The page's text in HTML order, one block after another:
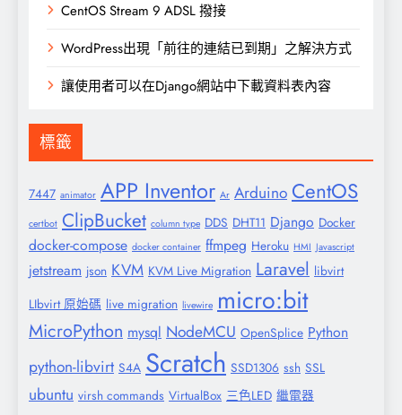
CentOS Stream 9 ADSL 撥接
WordPress出現「前往的連結已到期」之解決方式
讓使用者可以在Django網站中下載資料表內容
標籤
7447 animator APP Inventor Ar Arduino CentOS
certbot ClipBucket column type DDS DHT11 Django Docker
docker-compose docker container ffmpeg Heroku HMI Javascript
jetstream json KVM KVM Live Migration Laravel libvirt
LIbvirt 原始碼 live migration livewire micro:bit
MicroPython mysql NodeMCU OpenSplice Python
python-libvirt S4A Scratch SSD1306 ssh SSL
ubuntu virsh commands VirtualBox 三色LED 繼電器